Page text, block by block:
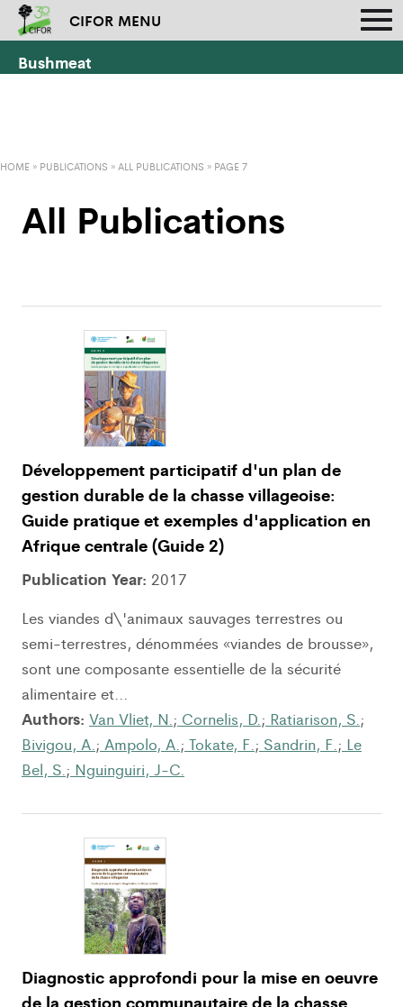
CIFOR MENU
Bushmeat
HOME » PUBLICATIONS » ALL PUBLICATIONS » PAGE 7
All Publications
Développement participatif d'un plan de
gestion durable de la chasse villageoise:
Guide pratique et exemples d'application en
Afrique centrale (Guide 2)
Publication Year: 2017
Les viandes d\'animaux sauvages terrestres ou
semi-terrestres, dénommées «viandes de brousse»,
sont une composante essentielle de la sécurité
alimentaire et...
Authors: Van Vliet, N.; Cornelis, D.; Ratiarison, S.;
Bivigou, A.; Ampolo, A.; Tokate, F.; Sandrin, F.; Le
Bel, S.; Nguinguiri, J-C.
Diagnostic approfondi pour la mise en oeuvre
de la gestion communautaire de la chasse